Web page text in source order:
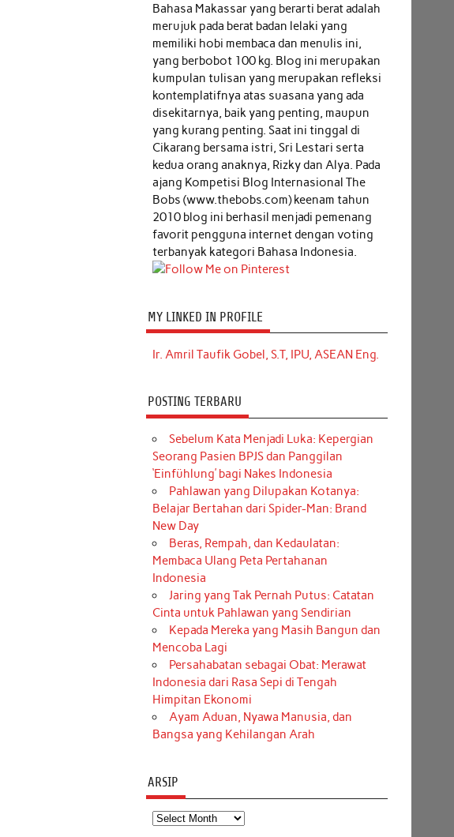
Bahasa Makassar yang berarti berat adalah
merujuk pada berat badan lelaki yang
memiliki hobi membaca dan menulis ini,
yang berbobot 100 kg. Blog ini merupakan
kumpulan tulisan yang merupakan refleksi
kontemplatifnya atas suasana yang ada
disekitarnya, baik yang penting, maupun
yang kurang penting. Saat ini tinggal di
Cikarang bersama istri, Sri Lestari serta
kedua orang anaknya, Rizky dan Alya. Pada
ajang Kompetisi Blog Internasional The
Bobs (www.thebobs.com) keenam tahun
2010 blog ini berhasil menjadi pemenang
favorit pengguna internet dengan voting
terbanyak kategori Bahasa Indonesia.
MY LINKED IN PROFILE
Ir. Amril Taufik Gobel, S.T, IPU, ASEAN Eng.
POSTING TERBARU
Sebelum Kata Menjadi Luka: Kepergian
Seorang Pasien BPJS dan Panggilan
‘Einfühlung’ bagi Nakes Indonesia
Pahlawan yang Dilupakan Kotanya:
Belajar Bertahan dari Spider-Man: Brand
New Day
Beras, Rempah, dan Kedaulatan:
Membaca Ulang Peta Pertahanan
Indonesia
Jaring yang Tak Pernah Putus: Catatan
Cinta untuk Pahlawan yang Sendirian
Kepada Mereka yang Masih Bangun dan
Mencoba Lagi
Persahabatan sebagai Obat: Merawat
Indonesia dari Rasa Sepi di Tengah
Himpitan Ekonomi
Ayam Aduan, Nyawa Manusia, dan
Bangsa yang Kehilangan Arah
ARSIP
Arsip